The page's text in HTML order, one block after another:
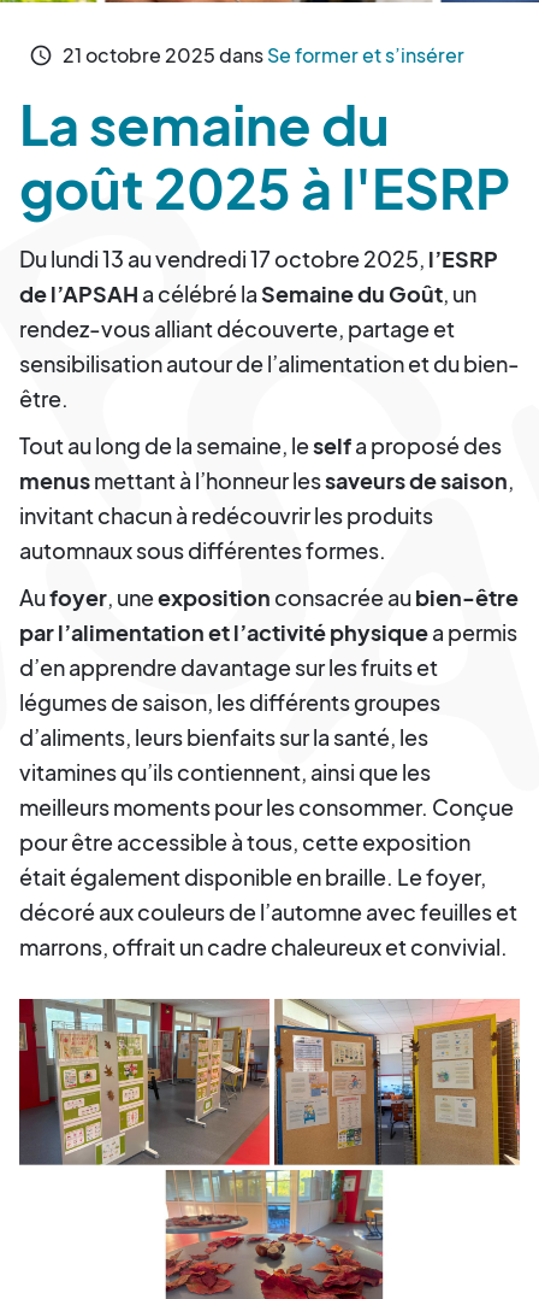
schedule 21octobre 2025dansSe former et s’insérer
La semaine du
goût 2025 à l'ESRP
Du lundi 13 au vendredi 17 octobre 2025, l’ESRP
de l’APSAH a célébré laSemaine du Goût, un
rendez-vous alliant découverte, partage et
sensibilisation autour de l’alimentation et du bien-
être.
Tout au long de la semaine, leselfa proposé des
menusmettant à l’honneur lessaveurs de saison,
invitant chacun à redécouvrir les produits
automnaux sous différentes formes.
Aufoyer, uneexposition consacrée aubien-être
par l’alimentation et l’activité physiquea permis
d’en apprendre davantage sur les fruits et
légumes de saison, les différents groupes
d’aliments, leurs bienfaits sur la santé, les
vitamines qu’ils contiennent, ainsi que les
meilleurs moments pour les consommer. Conçue
pour être accessible à tous, cette exposition
était également disponible en braille. Le foyer,
décoré aux couleurs de l’automne avec feuilles et
marrons, offrait un cadre chaleureux et convivial.